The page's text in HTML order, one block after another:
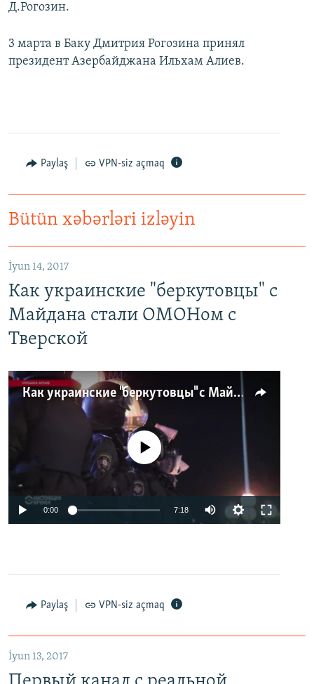
Д.Рогозин.
3 марта в Баку Дмитрия Рогозина принял
президент Азербайджана Ильхам Алиев.
Paylaş VPN-siz açmaq
Bütün xəbərləri izləyin
İyun 14, 2017
Как украинские "беркутовцы" с
Майдана стали ОМОНом с
Тверской
Как украинские "беркутовцы" с Майдана стали ОМОНом с Тверской
No media source currently available
0:00 7:18
Paylaş VPN-siz açmaq
İyun 13, 2017